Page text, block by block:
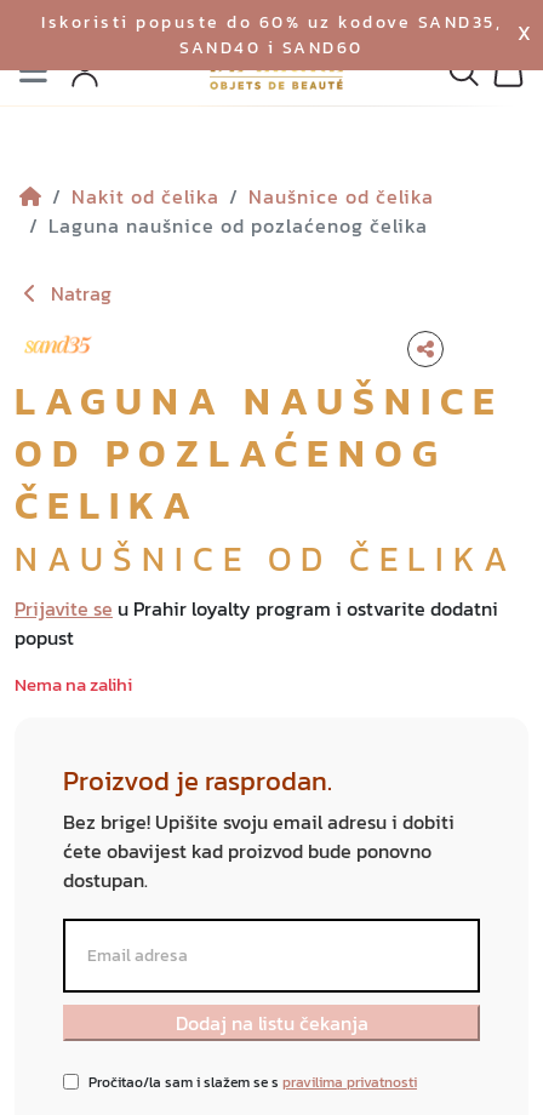
Iskoristi popuste do 60% uz kodove SAND35,
SAND40 i SAND60
X
Izbornik
Profil
Nakit od čelika
Naušnice od čelika
Laguna naušnice od pozlaćenog čelika
Natrag
LAGUNA NAUŠNICE
OD POZLAĆENOG
ČELIKA
NAUŠNICE OD ČELIKA
Prijavite se u Prahir loyalty program i ostvarite dodatni
popust
Nema na zalihi
Proizvod je rasprodan.
Bez brige! Upišite svoju email adresu i dobiti
ćete obavijest kad proizvod bude ponovno
dostupan.
Pročitao/la sam i slažem se s pravilima privatnosti